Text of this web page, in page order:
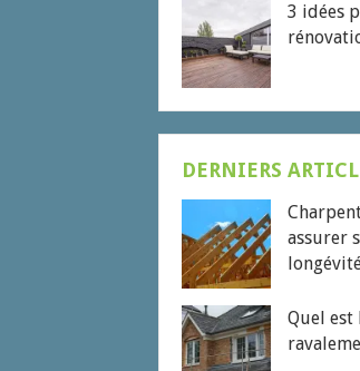
3 idées
DERNIERS
assurer
Quel est